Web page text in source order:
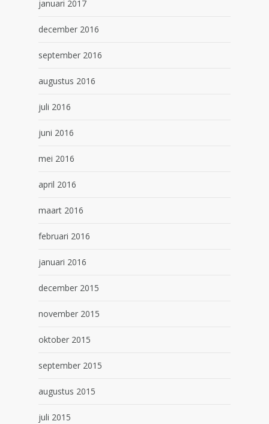
januari 2017
december 2016
september 2016
augustus 2016
juli 2016
juni 2016
mei 2016
april 2016
maart 2016
februari 2016
januari 2016
december 2015
november 2015
oktober 2015
september 2015
augustus 2015
juli 2015